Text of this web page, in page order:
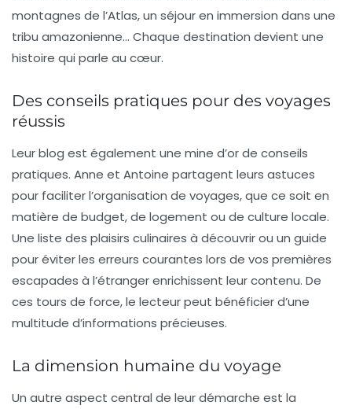
montagnes de l’Atlas, un séjour en immersion dans une
tribu amazonienne… Chaque destination devient une
histoire qui parle au cœur.
Des conseils pratiques pour des voyages
réussis
Leur blog est également une mine d’or de conseils
pratiques. Anne et Antoine partagent leurs astuces
pour faciliter l’organisation de voyages, que ce soit en
matière de budget, de logement ou de culture locale.
Une liste des plaisirs culinaires à découvrirou un guide
pour éviter les erreurs courantes lors de vos premières
escapades à l’étranger enrichissent leur contenu. De
ces tours de force, le lecteur peut bénéficier d’une
multitude d’informations précieuses.
La dimension humaine du voyage
Un autre aspect central de leur démarche est la